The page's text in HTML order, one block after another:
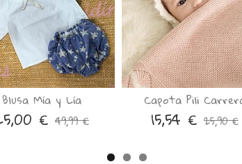
Blusa Mía y Lía
€49,99 €
Capota Pili
15,54 € 25,90 €